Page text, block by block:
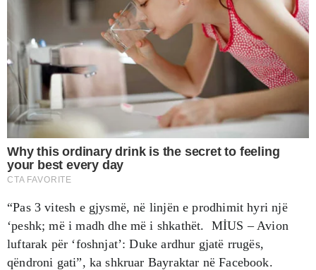
“Pas 3 vitesh e gjysmë, në linjën e prodhimit hyri një
‘peshk; më i madh dhe më i shkathët. MİUS – Avion
luftarak për ‘foshnjat’: Duke ardhur gjatë rrugës,
qëndroni gati”, ka shkruar Bayraktar në Facebook.